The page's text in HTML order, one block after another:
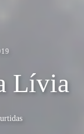
Lívia